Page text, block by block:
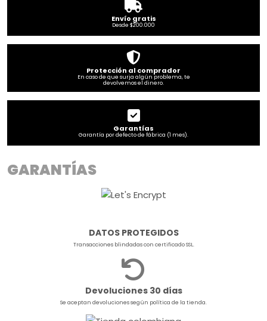
Envío gratis
Desde $200.000
Protección al comprador
En caso de que surja algún problema, te
devolvemos el dinero.
Garantías
Garantía por defecto de fábrica (1 mes).
GARANTÍAS
DATOS PROTEGIDOS
Transacciones blindadas con certificado SSL.
Devoluciones 30 días
Se aceptan devoluciones según política de la tienda.